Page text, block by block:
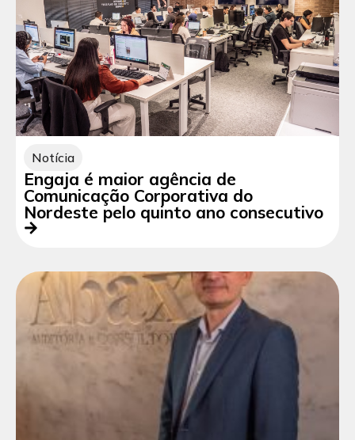
Notícia
Engaja é maior agência de
Comunicação Corporativa do
Nordeste pelo quinto ano consecutivo